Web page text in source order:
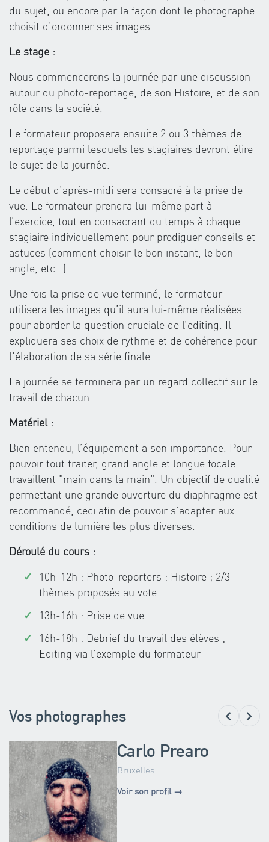
du sujet, ou encore par la façon dont le photographe
choisit d’ordonner ses images.
Le stage :
Nous commencerons la journée par une discussion
autour du photo-reportage, de son Histoire, et de son
rôle dans la société.
Le formateur proposera ensuite 2 ou 3 thèmes de
reportage parmi lesquels les stagiaires devront élire
le sujet de la journée.
Le début d’après-midi sera consacré à la prise de
vue. Le formateur prendra lui-même part à
l’exercice, tout en consacrant du temps à chaque
stagiaire individuellement pour prodiguer conseils et
astuces (comment choisir le bon instant, le bon
angle, etc…).
Une fois la prise de vue terminé, le formateur
utilisera les images qu’il aura lui-même réalisées
pour aborder la question cruciale de l’editing. Il
expliquera ses choix de rythme et de cohérence pour
l'élaboration de sa série finale.
La journée se terminera par un regard collectif sur le
travail de chacun.
Matériel :
Bien entendu, l’équipement a son importance. Pour
pouvoir tout traiter, grand angle et longue focale
travaillent "main dans la main". Un objectif de qualité
permettant une grande ouverture du diaphragme est
recommandé, ceci afin de pouvoir s’adapter aux
conditions de lumière les plus diverses.
Déroulé du cours :
10h-12h : Photo-reporters : Histoire ; 2/3
thèmes proposés au vote
13h-16h : Prise de vue
16h-18h : Debrief du travail des élèves ;
Editing via l’exemple du formateur
Vos photographes
Carlo Prearo
Bruxelles
Voir son profil →